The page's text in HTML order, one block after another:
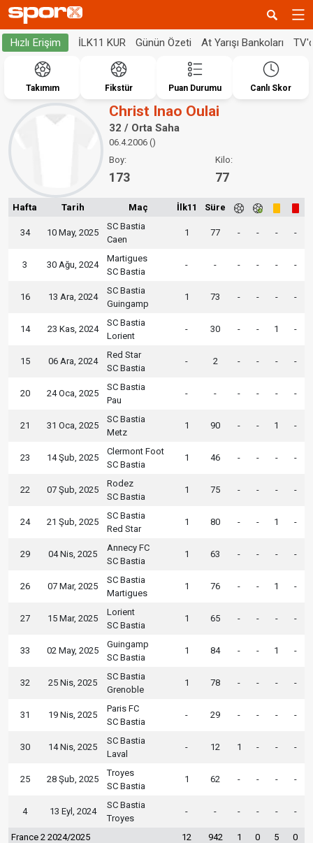
Hızlı Erişim İLK11 KUR Günün Özeti At Yarışı Bankoları
Takımım Fikstür Puan Durumu Canlı Skor
Christ Inao Oulai
32 / Orta Saha
06.4.2006 ()
Boy:
173
Kilo:
77
Hafta Tarih Maç İlk11 Süre
34 10 May, 2025
SC Bastia
Caen
1 77 - - - -
3 30 Ağu, 2024
Martigues
SC Bastia
- - - - - -
16 13 Ara, 2024
SC Bastia
Guingamp
1 73 - - - -
14 23 Kas, 2024
SC Bastia
Lorient
- 30 - - 1 -
15 06 Ara, 2024
Red Star
SC Bastia
- 2 - - - -
20 24 Oca, 2025
SC Bastia
Pau
- - - - - -
21 31 Oca, 2025
SC Bastia
Metz
1 90 - - 1 -
23 14 Şub, 2025
Clermont Foot
SC Bastia
1 46 - - - -
22 07 Şub, 2025
Rodez
SC Bastia
1 75 - - - -
24 21 Şub, 2025
SC Bastia
Red Star
1 80 - - 1 -
29 04 Nis, 2025
Annecy FC
SC Bastia
1 63 - - - -
26 07 Mar, 2025
SC Bastia
Martigues
1 76 - - 1 -
27 15 Mar, 2025
Lorient
SC Bastia
1 65 - - - -
33 02 May, 2025
Guingamp
SC Bastia
1 84 - - 1 -
32 25 Nis, 2025
SC Bastia
Grenoble
1 78 - - - -
31 19 Nis, 2025
Paris FC
SC Bastia
- 29 - - - -
30 14 Nis, 2025
SC Bastia
Laval
- 12 1 - - -
25 28 Şub, 2025
Troyes
SC Bastia
1 62 - - - -
4 13 Eyl, 2024
SC Bastia
Troyes
- - - - - -
France 2 2024/2025 12 942 1 0 5 0